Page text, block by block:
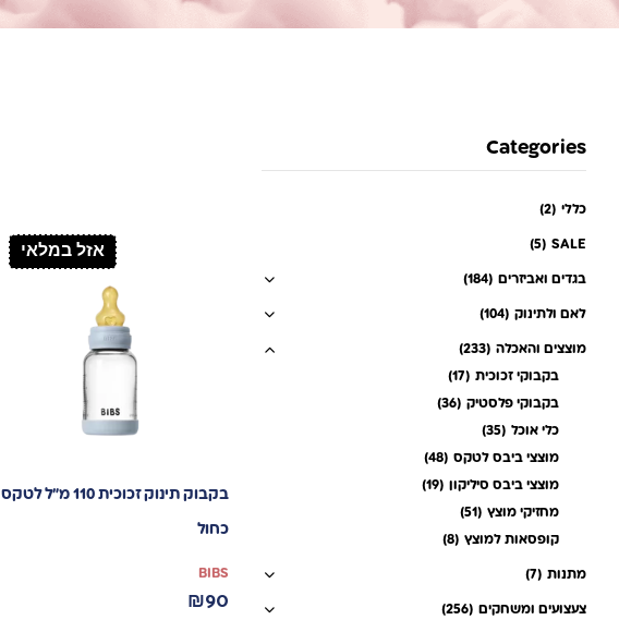
Categories
כללי (2)
SALE
(5)
בגדים ואביזרים (184)
לאם ולתינוק (104)
מוצצים והאכלה (233)
בקבוקי זכוכית (17)
בקבוקי פלסטיק (36)
כלי אוכל (35)
מוצצי ביבס לטקס (48)
מוצצי ביבס סיליקון (19)
מחזיקי מוצץ (51)
קופסאות למוצץ (8)
מתנות (7)
צעצועים ומשחקים (256)
אזל במלאי
בקבוק תינוק זכוכית 110 מ”ל לטקס
כחול
BIBS
₪90